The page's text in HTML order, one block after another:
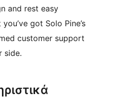
and rest easy
got Solo Pine’s
customer support
side.